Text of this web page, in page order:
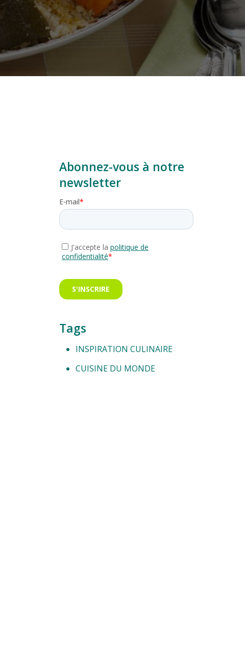
Abonnez-vous à notre
newsletter
Tags
INSPIRATION CULINAIRE
CUISINE DU MONDE